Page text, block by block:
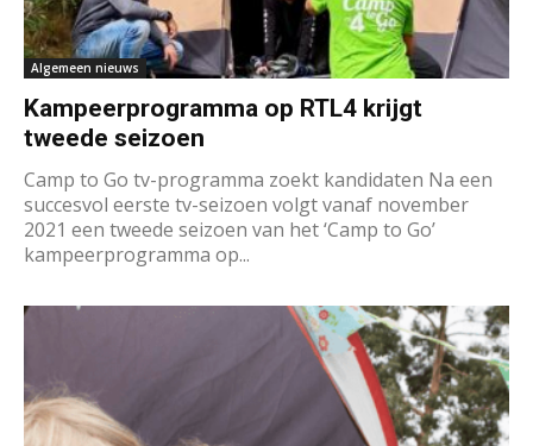
Algemeen nieuws
Kampeerprogramma op RTL4 krijgt
tweede seizoen
Camp to Go tv-programma zoekt kandidaten Na een
succesvol eerste tv-seizoen volgt vanaf november
2021 een tweede seizoen van het ‘Camp to Go’
kampeerprogramma op...